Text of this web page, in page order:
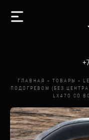
ГЛАВНАЯ » ТОВАРЫ »
ПОДОГРЕВОМ (БЕЗ
LX470 СО